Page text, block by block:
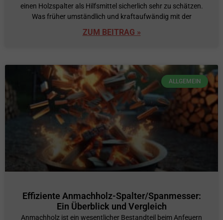
einen Holzspalter als Hilfsmittel sicherlich sehr zu schätzen.
Was früher umständlich und kraftaufwändig mit der
ZUM BEITRAG »
ALLGEMEIN
Effiziente Anmachholz-Spalter/Spanmesser:
Ein Überblick und Vergleich
Anmachholz ist ein wesentlicher Bestandteil beim Anfeuern